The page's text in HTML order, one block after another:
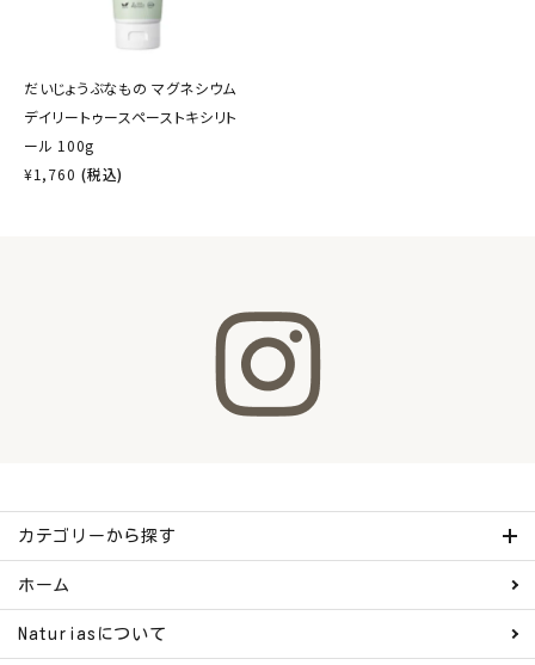
だいじょうぶなもの マグネシウム
デイリートゥースペーストキシリト
ール 100g
¥1,760 (税込)
カテゴリーから探す
ホーム
Naturiasについて